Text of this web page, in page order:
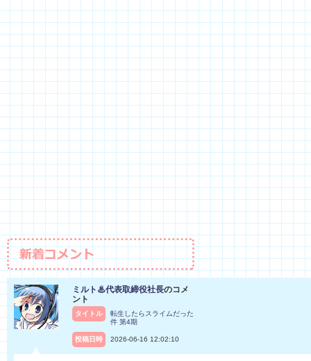
ミルト♨代表取締役社長のコメ
ント
タイトル
転生したらスライムだった
件 第4期
投稿日時 2026-06-16 12:02:10